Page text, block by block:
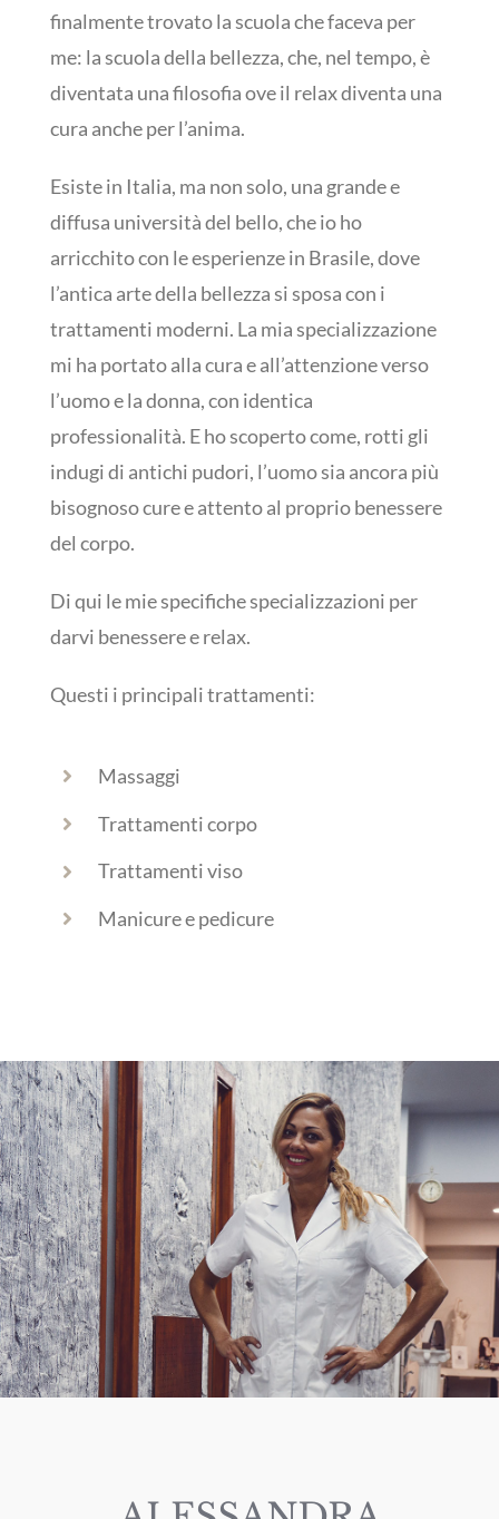
finalmente trovato la scuola che faceva per
me: la scuola della bellezza, che, nel tempo, è
diventata una filosofia ove il relax diventa una
cura anche per l’anima.
Esiste in Italia, ma non solo, una grande e
diffusa università del bello, che io ho
arricchito con le esperienze in Brasile, dove
l’antica arte della bellezza si sposa con i
trattamenti moderni. La mia specializzazione
mi ha portato alla cura e all’attenzione verso
l’uomo e la donna, con identica
professionalità. E ho scoperto come, rotti gli
indugi di antichi pudori, l’uomo sia ancora più
bisognoso cure e attento al proprio benessere
del corpo.
Di qui le mie specifiche specializzazioni per
darvi benessere e relax.
Questi i principali trattamenti:
Massaggi
Trattamenti corpo
Trattamenti viso
Manicure e pedicure